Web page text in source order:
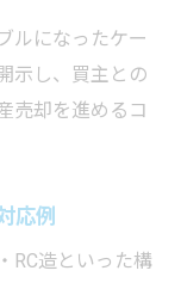
ルになったケー
示し、買主との
売却を進めるコ
応例
RC造といった構